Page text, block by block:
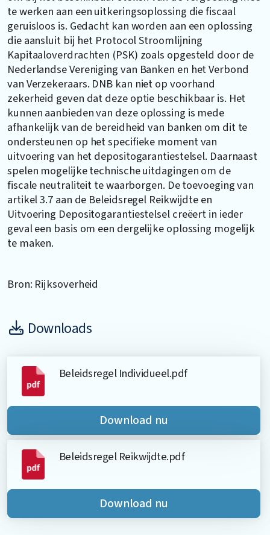
te werken aan een uitkeringsoplossing die fiscaal
geruisloos is. Gedacht kan worden aan een oplossing
die aansluit bij het Protocol Stroomlijning
Kapitaaloverdrachten (PSK) zoals opgesteld door de
Nederlandse Vereniging van Banken en het Verbond
van Verzekeraars. DNB kan niet op voorhand
zekerheid geven dat deze optie beschikbaar is. Het
kunnen aanbieden van deze oplossing is mede
afhankelijk van de bereidheid van banken om dit te
ondersteunen op het specifieke moment van
uitvoering van het depositogarantiestelsel. Daarnaast
spelen mogelijke technische uitdagingen om de
fiscale neutraliteit te waarborgen. De toevoeging van
artikel 3.7 aan de Beleidsregel Reikwijdte en
Uitvoering Depositogarantiestelsel creëert in ieder
geval een basis om een dergelijke oplossing mogelijk
te maken.
Bron: Rijksoverheid
Downloads
Beleidsregel Individueel.pdf
Download nu
Beleidsregel Reikwijdte.pdf
Download nu